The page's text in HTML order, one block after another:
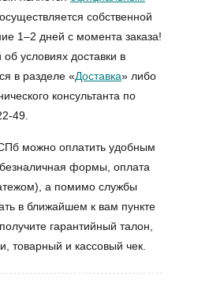
осуществляется собственной
1–2 дней с момента заказа!
условиях доставки в
в разделе «Доставка» либо
консультанта по
49.
можно оплатить удобным
формы, оплата
а помимо службы
в ближайшем к вам пункте
гарантийный талон,
товарный и кассовый чек.